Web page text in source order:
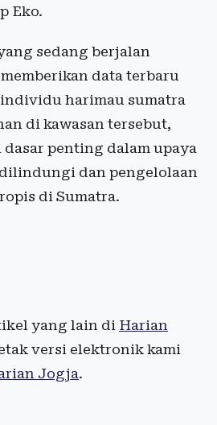
Eko.
sedang berjalan
data terbaru
harimau sumatra
di kawasan tersebut,
penting dalam upaya
dan pengelolaan
di Sumatra.
yang lain di Harian
versi elektronik kami
Jogja.